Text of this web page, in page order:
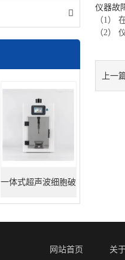
一体式超声波细胞破
仪器故
（1）
（2）
上一
网站首页 关